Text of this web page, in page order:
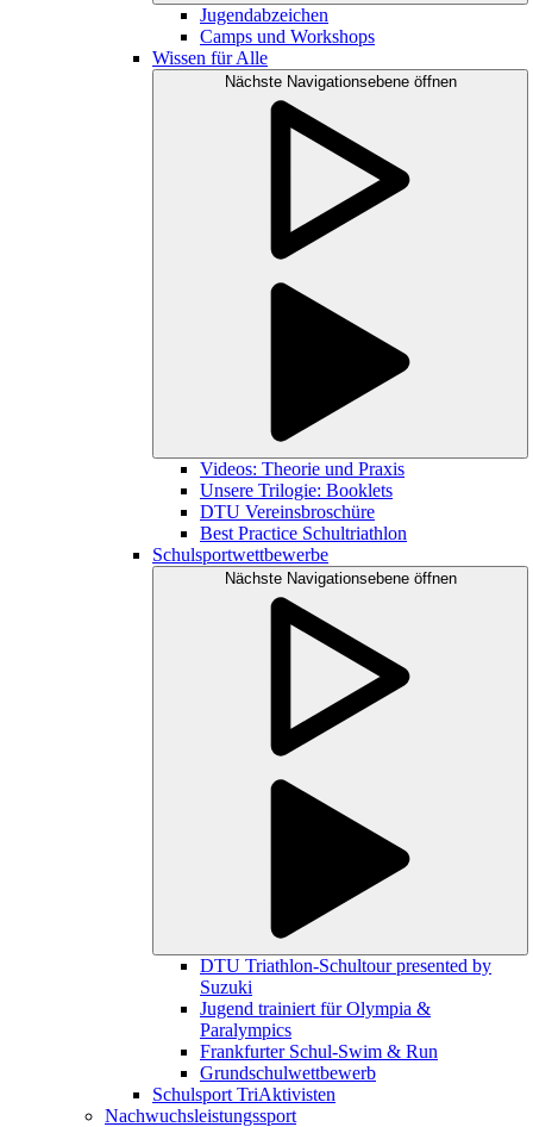
Jugendabzeichen
Camps und Workshops
Wissen für Alle
Nächste Navigationsebene öffnen
Videos: Theorie und Praxis
Unsere Trilogie: Booklets
DTU Vereinsbroschüre
Best Practice Schultriathlon
Schulsportwettbewerbe
Nächste Navigationsebene öffnen
DTU Triathlon-Schultour presented by
Suzuki
Jugend trainiert für Olympia &
Paralympics
Frankfurter Schul-Swim & Run
Grundschulwettbewerb
Schulsport TriAktivisten
Nachwuchsleistungssport